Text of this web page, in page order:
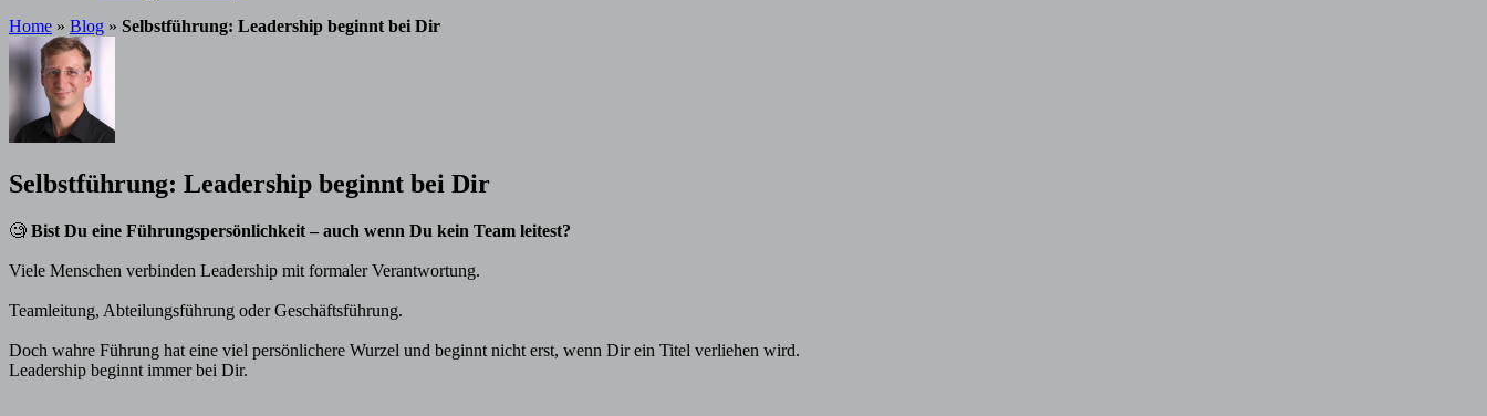
Home » Blog » Selbstführung: Leadership beginnt bei Dir
Selbstführung: Leadership beginnt bei Dir
🧐 Bist Du eine Führungspersönlichkeit – auch wenn Du kein Team leitest?
Viele Menschen verbinden Leadership mit formaler Verantwortung.
Teamleitung, Abteilungsführung oder Geschäftsführung.
Doch wahre Führung hat eine viel persönlichere Wurzel und beginnt nicht erst, wenn Dir ein Titel verliehen wird.
Leadership beginnt immer bei Dir.